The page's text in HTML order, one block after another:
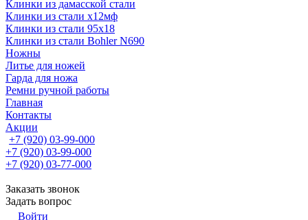
Клинки из дамасской стали
Клинки из стали х12мф
Клинки из стали 95х18
Клинки из стали Bohler N690
Ножны
Литье для ножей
Гарда для ножа
Ремни ручной работы
Главная
Контакты
Акции
+7 (920) 03-99-000
+7 (920) 03-99-000
+7 (920) 03-77-000
Заказать звонок
Задать вопрос
Войти